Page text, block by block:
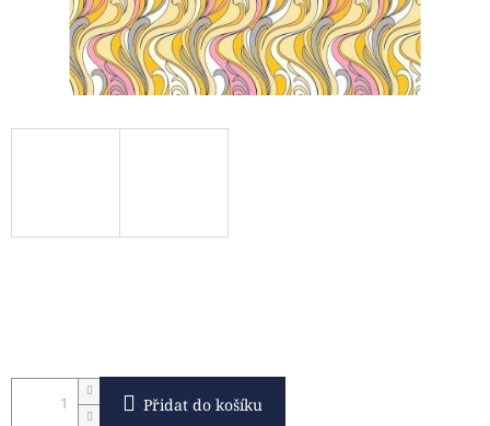
Přidat do košíku